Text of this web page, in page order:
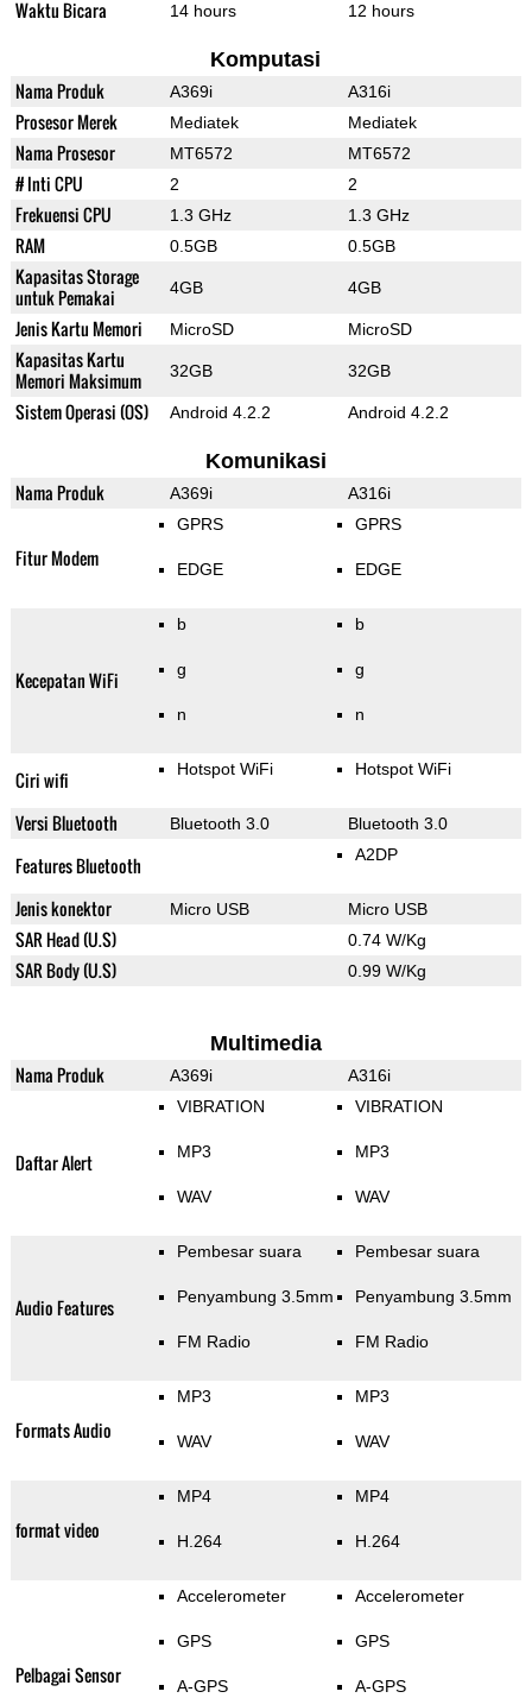
Waktu Bicara 14 hours 12 hours
Komputasi
Nama Produk A369i A316i
Prosesor Merek Mediatek Mediatek
Nama Prosesor MT6572 MT6572
# Inti CPU 2 2
Frekuensi CPU 1.3 GHz 1.3 GHz
RAM 0.5GB 0.5GB
Kapasitas Storage
untuk Pemakai
4GB 4GB
Jenis Kartu Memori MicroSD MicroSD
Kapasitas Kartu
Memori Maksimum
32GB 32GB
Sistem Operasi (OS) Android 4.2.2 Android 4.2.2
Komunikasi
Nama Produk A369i A316i
Fitur Modem
GPRS
EDGE
GPRS
EDGE
Kecepatan WiFi
b
g
n
b
g
n
Ciri wifi Hotspot WiFi Hotspot WiFi
Versi Bluetooth Bluetooth 3.0 Bluetooth 3.0
Features Bluetooth A2DP
Jenis konektor Micro USB Micro USB
SAR Head (U.S) 0.74 W/Kg
SAR Body (U.S) 0.99 W/Kg
Multimedia
Nama Produk A369i A316i
Daftar Alert
VIBRATION
MP3
WAV
VIBRATION
MP3
WAV
Audio Features
Pembesar suara
Penyambung 3.5mm
FM Radio
Pembesar suara
Penyambung 3.5mm
FM Radio
Formats Audio
MP3
WAV
MP3
WAV
format video
MP4
H.264
MP4
H.264
Pelbagai Sensor
Accelerometer
GPS
A-GPS
Accelerometer
GPS
A-GPS